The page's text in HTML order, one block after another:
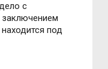
с
под